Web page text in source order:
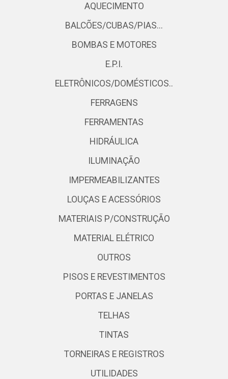
AQUECIMENTO
BALCÕES/CUBAS/PIAS...
BOMBAS E MOTORES
E.P.I.
ELETRÔNICOS/DOMÉSTICOS..
FERRAGENS
FERRAMENTAS
HIDRÁULICA
ILUMINAÇÃO
IMPERMEABILIZANTES
LOUÇAS E ACESSÓRIOS
MATERIAIS P/CONSTRUÇÃO
MATERIAL ELÉTRICO
OUTROS
PISOS E REVESTIMENTOS
PORTAS E JANELAS
TELHAS
TINTAS
TORNEIRAS E REGISTROS
UTILIDADES